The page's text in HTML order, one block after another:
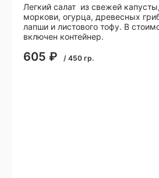
Легкий салат из свежей
моркови, огурца, древесных
лапши и листового тофу. В
включен контейнер.
605 ₽ / 450 гр.